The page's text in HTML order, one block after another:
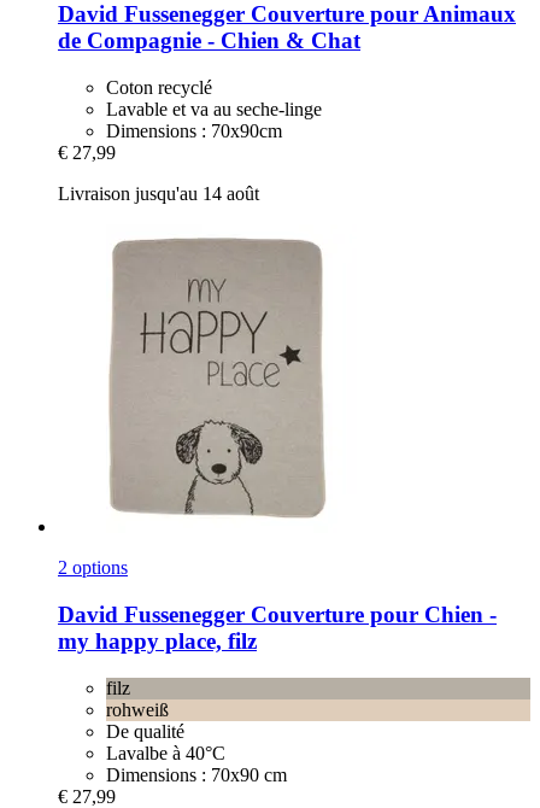
David Fussenegger Couverture pour Animaux
de Compagnie -​ Chien & Chat
Coton recyclé
Lavable et va au seche-linge
Dimensions : 70x90cm
€ 27,99
Livraison jusqu'au 14 août
2 options
David Fussenegger Couverture pour Chien -​
my happy place, filz
filz
rohweiß
De qualité
Lavalbe à 40°C
Dimensions : 70x90 cm
€ 27,99